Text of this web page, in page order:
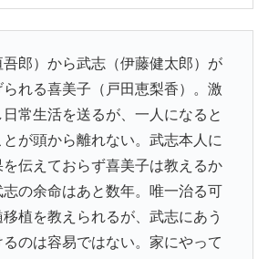
郎）から武志（伊藤健太郎）が
れる喜美子（戸田恵梨香）。激
常生活を送るが、一人になると
が頭から離れない。武志本人に
伝えておらず喜美子は教えるか
志の余命はあと数年。唯一治る可
植を教えられるが、武志にあう
るのは容易ではない。家にやって